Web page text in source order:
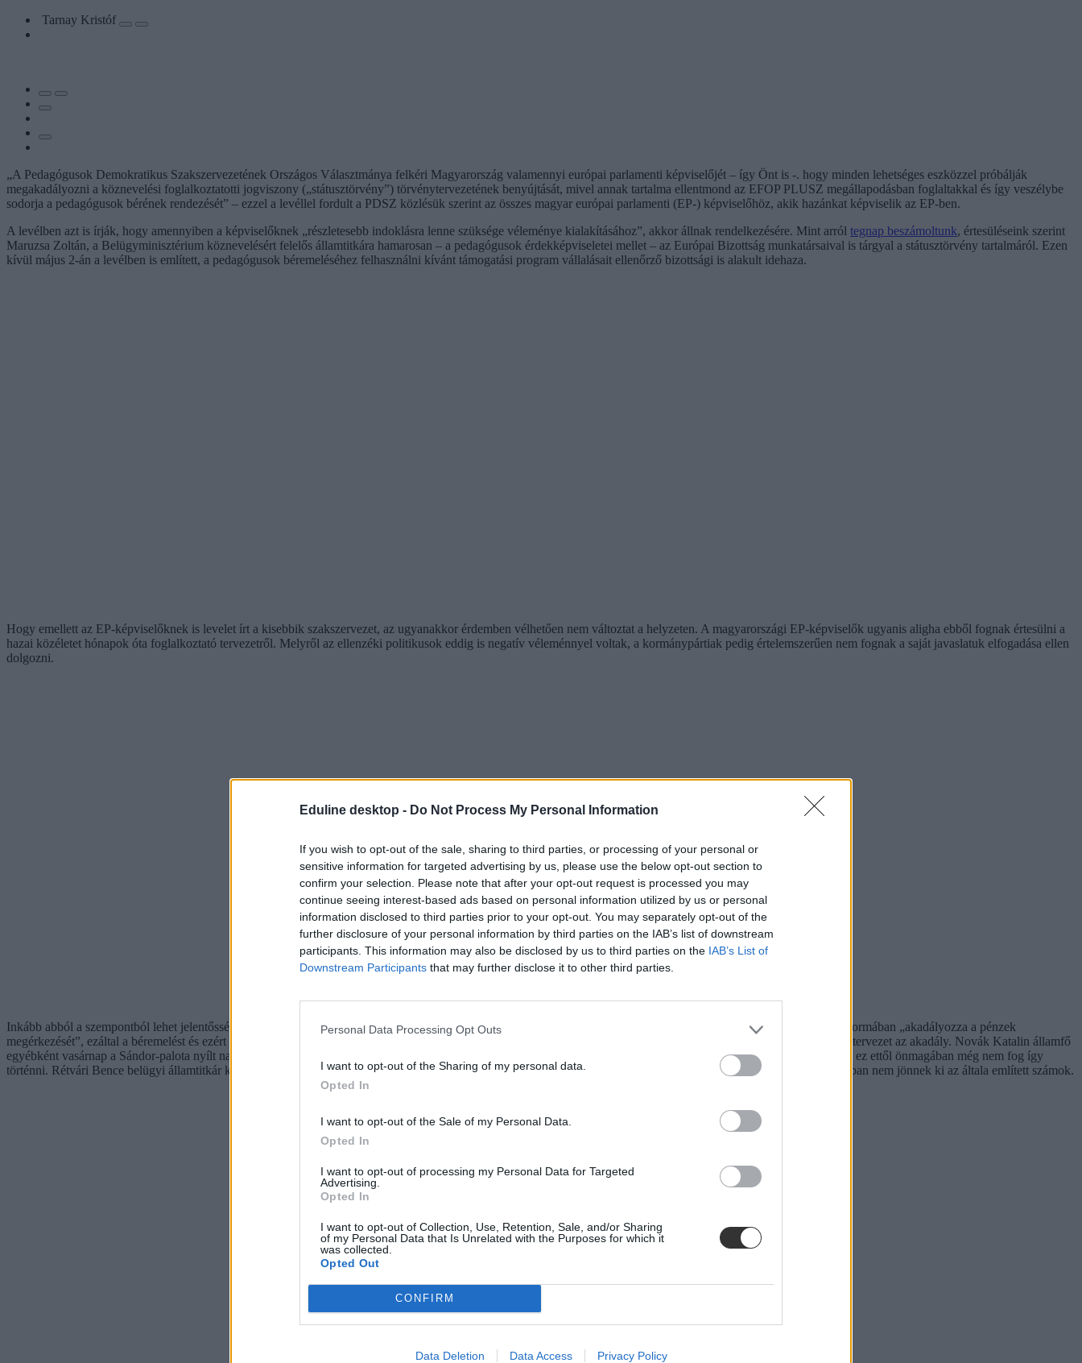
Eduline desktop - Do Not Process My Personal Information
If you wish to opt-out of the sale, sharing to third parties, or processing of your personal or
sensitive information for targeted advertising by us, please use the below opt-out section to
confirm your selection. Please note that after your opt-out request is processed you may
continue seeing interest-based ads based on personal information utilized by us or personal
information disclosed to third parties prior to your opt-out. You may separately opt-out of the
further disclosure of your personal information by third parties on the IAB’s list of downstream
participants. This information may also be disclosed by us to third parties on the IAB’s List of
Downstream Participants that may further disclose it to other third parties.
Personal Data Processing Opt Outs
I want to opt-out of the Sharing of my personal data.
Opted In
I want to opt-out of the Sale of my Personal Data.
Opted In
I want to opt-out of processing my Personal Data for Targeted
Advertising.
Opted In
I want to opt-out of Collection, Use, Retention, Sale, and/or Sharing
of my Personal Data that Is Unrelated with the Purposes for which it
was collected.
Opted Out
CONFIRM
Data Deletion Data Access Privacy Policy
Tarnay Kristóf
„A Pedagógusok Demokratikus Szakszervezetének Országos Választmánya felkéri Magyarország valamennyi európai parlamenti képviselőjét – így Önt is -. hogy minden lehetséges eszközzel próbálják
megakadályozni a köznevelési foglalkoztatotti jogviszony („státusztörvény”) törvénytervezetének benyújtását, mivel annak tartalma ellentmond az EFOP PLUSZ megállapodásban foglaltakkal és így veszélybe
sodorja a pedagógusok bérének rendezését” – ezzel a levéllel fordult a PDSZ közlésük szerint az összes magyar európai parlamenti (EP-) képviselőhöz, akik hazánkat képviselik az EP-ben.
A levélben azt is írják, hogy amennyiben a képviselőknek „részletesebb indoklásra lenne szüksége véleménye kialakításához”, akkor állnak rendelkezésére. Mint arról tegnap beszámoltunk, értesüléseink szerint
Maruzsa Zoltán, a Belügyminisztérium köznevelésért felelős államtitkára hamarosan – a pedagógusok érdekképviseletei mellet – az Európai Bizottság munkatársaival is tárgyal a státusztörvény tartalmáról. Ezen
kívül május 2-án a levélben is említett, a pedagógusok béremeléséhez felhasználni kívánt támogatási program vállalásait ellenőrző bizottsági is alakult idehaza.
Hogy emellett az EP-képviselőknek is levelet írt a kisebbik szakszervezet, az ugyanakkor érdemben vélhetően nem változtat a helyzeten. A magyarországi EP-képviselők ugyanis aligha ebből fognak értesülni a
hazai közéletet hónapok óta foglalkoztató tervezetről. Melyről az ellenzéki politikusok eddig is negatív véleménnyel voltak, a kormánypártiak pedig értelemszerűen nem fognak a saját javaslatuk elfogadása ellen
dolgozni.
Inkább abból a szempontból lehet jelentőssége, hogy a kormány régóta azt kommunikálja, hogy a szakszervezetek szerintük nem látják át, hogy a baloldal valamilyen formában „akadályozza a pénzek
megérkezését”, ezáltal a béremelést és ezért náluk kellene tiltakozniuk. Ezzel szemben a szakszervezetek szerint éppen az uniós megállapodásokat be nem tartó jogállástervezet az akadály. Novák Katalin államfő
egyébként vasárnap a Sándor-palota nyílt napjára váróknak
azzal, hogy az uniós forrásoktól függetlenül kellene bért emelni a pedagógusoknak, de ez ettől önmagában még nem fog így
történni. Rétvári Bence belügyi államtitkár közben egy minapi nyilatkozata alapjánnagyon közelinek érzi már a konszenzust a zajló egyeztetéseken, a PDSZ-nek azonban nem jönnek ki az általa említett számok.